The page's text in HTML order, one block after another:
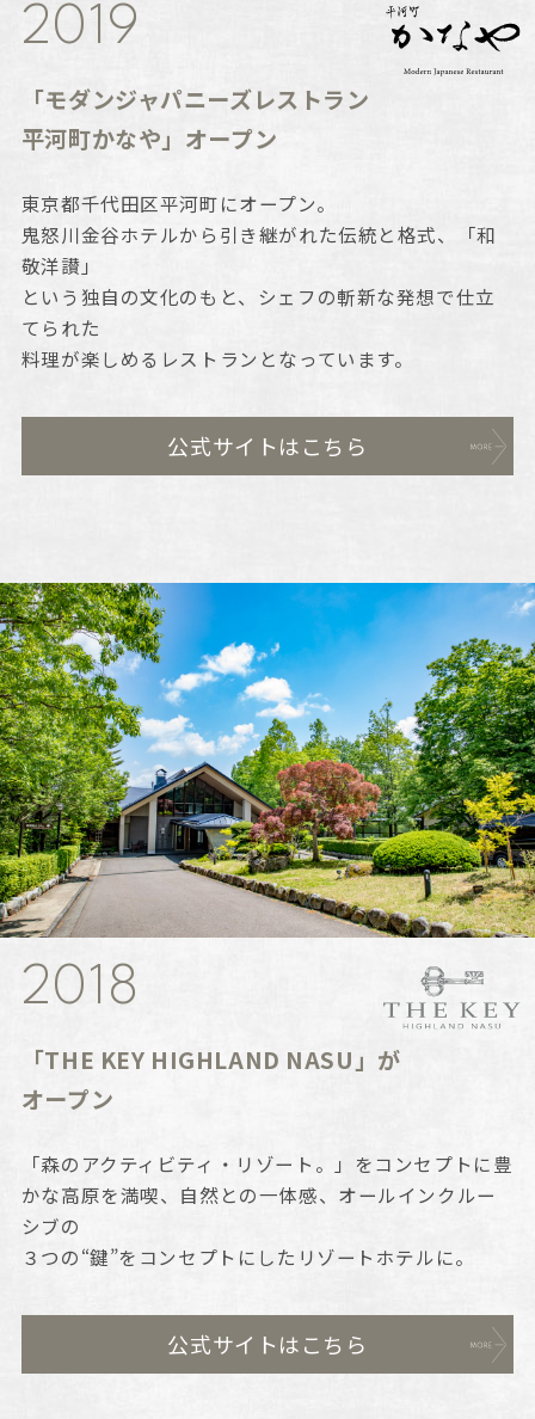
2019
「モダンジャパニーズレストラン
平河町かなや」オープン
東京都千代田区平河町にオープン。
鬼怒川金谷ホテルから引き継がれた伝統と格式、「和
敬洋讃」
という独自の文化のもと、シェフの斬新な発想で仕立
てられた
料理が楽しめるレストランとなっています。
公式サイトはこちら
2018
「THE KEY HIGHLAND NASU」が
オープン
「森のアクティビティ・リゾート。」をコンセプトに豊
かな高原を満喫、自然との一体感、オールインクルー
シブの
３つの“鍵”をコンセプトにしたリゾートホテルに。
公式サイトはこちら